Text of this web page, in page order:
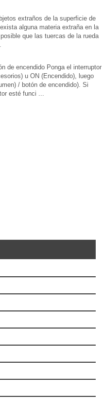
extraños de la superficie de
alguna materia extraña en la
que las tuercas de la rueda
de encendido Ponga el interruptor
u ON (Encendido), luego
/ botón de encendido). Si
esté funci ...